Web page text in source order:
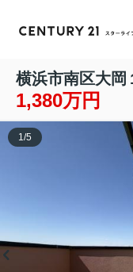
横浜市南区大岡
1,380万円
1 /5